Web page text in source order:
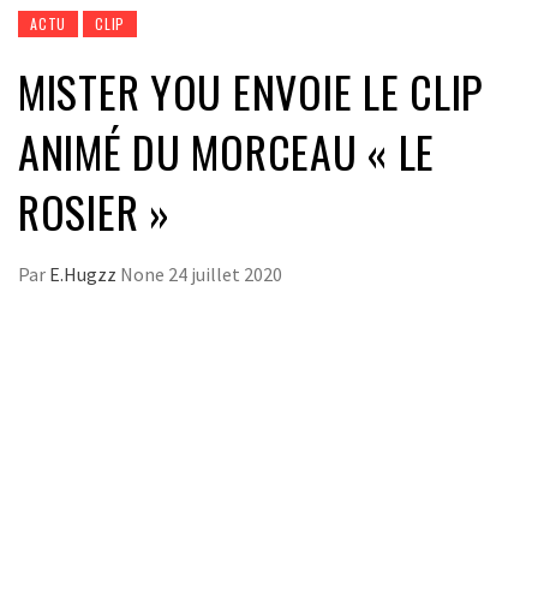
ACTU CLIP
MISTER YOU ENVOIE LE CLIP
ANIMÉ DU MORCEAU « LE
ROSIER »
Par E.Hugzz None 24 juillet 2020